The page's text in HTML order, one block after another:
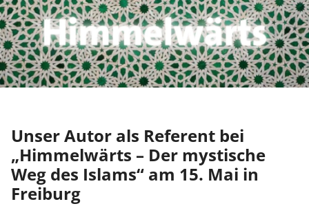
Der Verlag
Über uns
News
Programm
Zeitschriften
Wissenschaftlich publizieren
Wissenschaftlich publizieren
Handelsinfo
Shop
Inlibra
Unser Autor als Referent bei
„Himmelwärts – Der mystische
Weg des Islams“ am 15. Mai in
Freiburg